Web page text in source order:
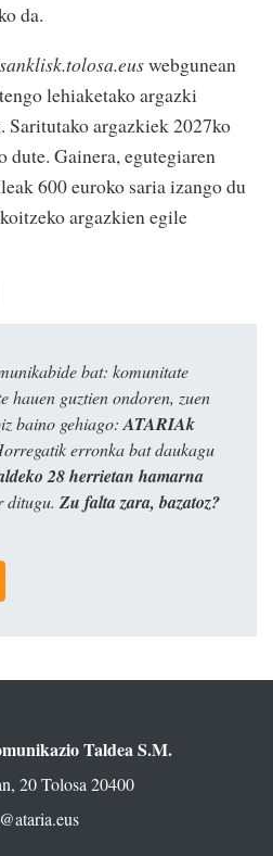
da.
webgunean
lehiaketako argazki
Saritutako argazkiek 2027ko
dute. Gainera, egutegiaren
600 euroko saria izango du
argazkien egile
bat: komunitate
hauen guztien ondoren, zuen
baino gehiago:ATARIAk
erronka bat daukagu
28 herrietan hamarna
ditugu. Zu falta zara, bazatoz?
Taldea S.M.
20 Tolosa 20400